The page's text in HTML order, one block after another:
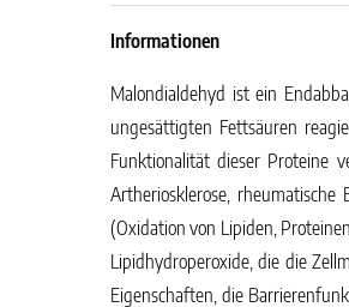
Informationen
Malondialdehyd ist ein
ungesättigten Fettsäuren
Funktionalität dieser Proteine
Artheriosklerose,
(Oxidation von Lipiden,
Lipidhydroperoxide, die die
Eigenschaften, die